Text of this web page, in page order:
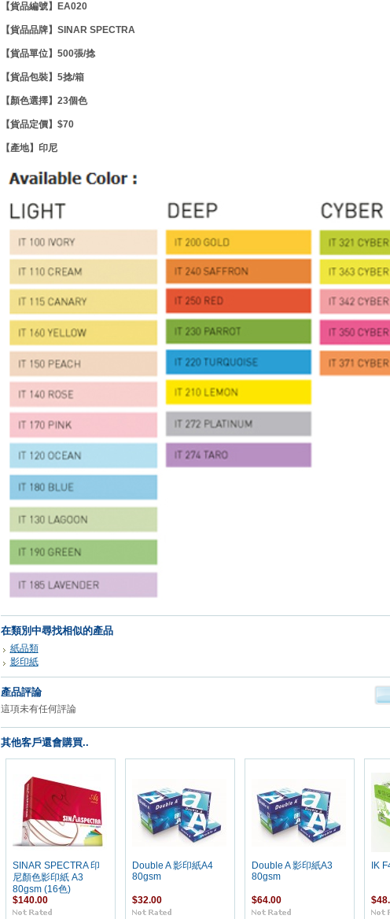
【貨品編號】EA020
【貨品品牌】 SINAR SPECTRA
【貨品單位】500張/捻
【貨品包裝】5捻/箱
【顏色選擇】23個色
【貨品定價】$70
【產地】 印尼
在類別中尋找相似的產品
紙品類
影印紙
產品評論
這項未有任何評論
其他客戶還會購買..
SINAR SPECTRA 印
尼顏色影印紙 A3
80gsm (16色)
$140.00
Double A 影印紙A4
80gsm
$32.00
Double A 影印紙A3
80gsm
$64.00
IK